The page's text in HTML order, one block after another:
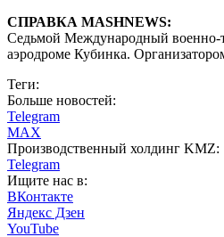
СПРАВКА MASHNEWS:
Седьмой Международный военно-
аэродроме Кубинка.
Теги:
Больше новостей:
Telegram
MAX
Производственный холдинг KMZ:
Telegram
Ищите нас в:
ВКонтакте
Яндекс Дзен
YouTube